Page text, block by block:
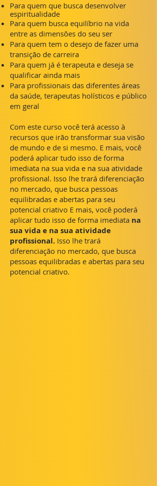
Para quem que busca desenvolver
espiritualidade
Para quem busca equilíbrio na vida
entre as dimensões do seu ser
Para quem tem o desejo de fazer uma
transição de carreira
Para quem já é terapeuta e deseja se
qualificar ainda mais
Para profissionais das diferentes áreas
da saúde, terapeutas holísticos e público
em geral
Com este curso você terá acesso à
recursos que irão transformar sua visão
de mundo e de si mesmo. E mais, você
poderá aplicar tudo isso de forma
imediata na sua vida e na sua atividade
profissional. Isso lhe trará diferenciação
no mercado, que busca pessoas
equilibradas e abertas para seu
potencial criativo E mais, você poderá
aplicar tudo isso de forma imediata na
sua vida e na sua atividade
profissional. Isso lhe trará
diferenciação no mercado, que busca
pessoas equilibradas e abertas para seu
potencial criativo.